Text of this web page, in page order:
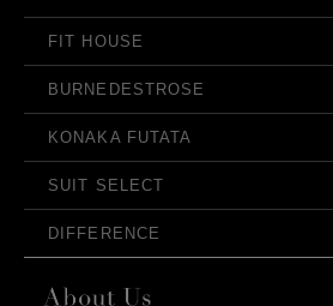
FIT HOUSE
BURNEDESTROSE
KONAKA FUTATA
SUIT SELECT
DIFFERENCE